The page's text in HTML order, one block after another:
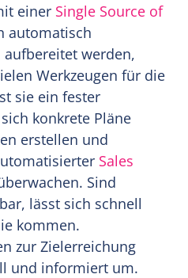
einer Single Source of
automatisch
werden,
Werkzeugen für die
sie ein fester
konkrete Pläne
erstellen und
Sales
Sind
lässt sich schnell
kommen.
zur Zielerreichung
und informiert um.